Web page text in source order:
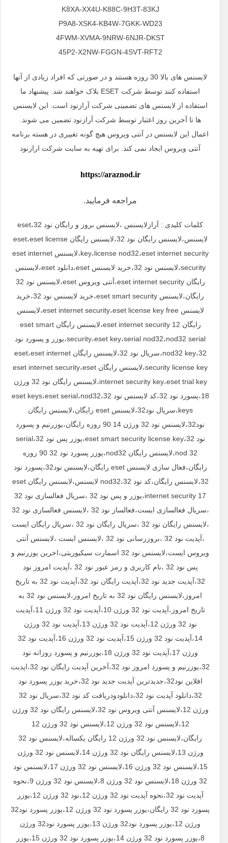
K8XA-XX4U-K88C-9H3T-83KJ
P9A8-XSK4-KB4W-7GKK-WD23
4FWM-XVMA-9NRW-6NJR-DKST
45P2-X2NW-FGGN-4SVT-RFT2
لایسنس های بالا 30 روزه هستند و در صورتی که افراد زیادی از آنها
استفاده کنند توسط شرکت ESET بلاک خواهند شد. پیشنهاد ما
استفاده از لایسنس های تضمینی شرکت آرازنود است. این لایسنس
ها تا آخرین روز اعتبار توسط شرکت آرازنود تضمین می شوند.
اعمال این لایسنس در آنتی ویروس هیچ گونه تغییری در هسته برنامه
آنتی ویروس ایجاد نمی کند. برای تهیه به سایت شرکت ارازنود
https://araznod.ir
مراجعه فرمایید.
کلمات کلیدی : آرازلایسنس ،لایسنس بروز و رایگان نود 32،eset
لایسنس،لایسنس رایگان نود 32،لایسنس رایگان eset،eset license
key،license nod32،eset internet security،لایسنس eset internet
security،لایسنس نود 32،خرید لایسنس eset،دانلود eset،لایسنس
رایگان eset internet security،آنتی ویروس eset،لایسنس نود 32
رایگان،لایسنس eset smart security،خرید لایسنس نود 32،خرید
لایسنس eset internet security،eset license key free،لایسنس
رایگان eset internet security 12،لایسنس رایگان eset smart
security،eset key،serial nod32،nod32 serial،یوزر و پسورد نود
32،nod32 key،سریال نود 32،لایسنس رایگان eset،eset internet
security license key،لایسنس رایگان eset internet security،eset
internet security key،eset trial key،لایسنس رایگان نود 32 ورژن
18،پسورد نود 32،کد لایسنس نود 32،eset keys،eset serial،nod32
keys،سریال نود32،لایسنس eset رایگان،لایسنس رایگان
نود32،لایسنس نود 32 ورژن 14 90 روزه رایگان،یوزرنیم و پسورد
نود 32،eset smart security license key،یوزر پس نود 32،serial
nod 32،لایسنس رایگان nod32،یوزر پسورد نود 32 90 روزه
رایگان،فعال سازی لایسنس eset رایگان،لایسنس نود32،پسورد نود
32،لایسنس رایگان،کد نود 32،nod32 لایسنس،لایسنس رایگان eset
internet security 17،یوزر و پس نود 32 ،سریال فعالسازی نود 32
،سریال فعالسازی ایست،فعالساز نود 32 ،لایسنس فعالسازی نود 32
،لایسنس رایگان نود 32 ،سریال رایگان نود 32 ،سریال رایگان ایست
،آپدیت نود 32 ،بروزرسانی نود 32 ،لایسنس ایست ،لایسنس آنتی
ویروس ایست،لایسنس نود 32 اسمارت سیکیوریتی،اخرین یوزرنیم و
پس نود 32 ،نام کاربری و رمز عبور نود 32 ،آپدیت امروز نود
32،آپدیت جدید نود 32،آپدیت رایگان نود 32،آپدیت نود 32 به تاریخ
امروز،لایسنس رایگان نود 32 به تاریخ امروز،لایسنس نود 32 به
تاریخ امروز،آپدیت نود 32 ورژن 10،آپدیت نود 32 ورژن 11،آپدیت
نود 32 ورژن 12،آپدیت نود 32 ورژن 13،آپدیت نود 32 ورژن
14،آپدیت نود 32 ورژن 15،آپدیت نود 32 ورژن 16،آپدیت نود 32
ورژن 17،آپدیت نود 32 ورژن 18،یوزرنیم و پسورد روزانه نود
32،یوزرنیم و پسورد امروز نود 32،آخرین آپدیت رایگان نود 32،اپدیت
افلاین نود32،جدیدترین آپدیت جدید نود 32،خرید یوزر پسورد نود
32،دانلود آپدیت نود 32،دانلودودریافت کد نود 32،سریال نود 32
ورژن 12،لایسنس آنتی ویروس نود 32،لایسنس رایگان نود 32 ورژن
12،لایسنس نود 32 ورژن 12،لایسنس نود 32 ورژن 12
رایگان،لایسنس نود 32 ورژن 12 رایگان یکساله،لایسنس نود 32
ورژن 13،لایسنس رایگان نود 32 ورژن 14،لایسنس نود 32 ورژن
15،لایسنس نود 32 ورژن 16،لایسنس نود 32 ورژن 17،لایسنس نود
32 ورژن 18،لایسنس نود 32 ورژن 8،لایسنس نود 32 ورژن 9،نحوه
آپدیت نود 32،نحوه آپدیت نود 32 ورژن 12،نود 32 ورژن 12،یوزر
پسورد نود 32 رایگان،یوزر پسورد نود 32 ورژن 12،یوزر پسورد نود32
ورژن 12،یوزر پسورد نود32 ورژن 13،یوزر پسورد نود32 ورژن
8،یوزر پسورد نود 32 ورژن 14،یوزر پسورد نود 32 ورژن 15،یوزر